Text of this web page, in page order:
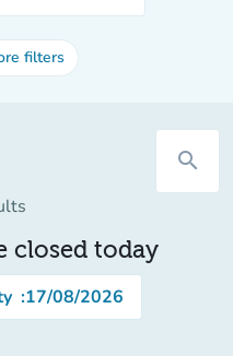
filters
search
closed today
:17/08/2026